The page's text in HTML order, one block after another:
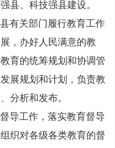
县、科技强县建设。
有关部门履行教育工作
，办好人民满意的教
育的统筹规划和协调管
展规划和计划，负责教
分析和发布。
导工作，落实教育督导
织对各级各类教育的督